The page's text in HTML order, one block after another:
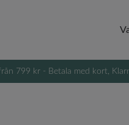
799 kr - Betala med kort,